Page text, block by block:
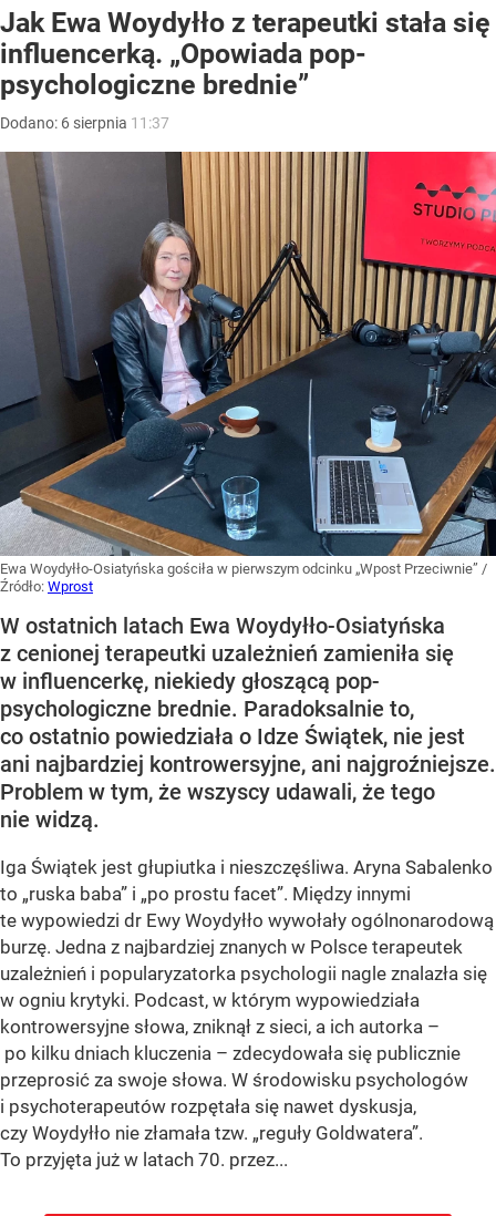
Jak Ewa Woydyłło z terapeutki stała się
influencerką. „Opowiada pop-
psychologiczne brednie”
Dodano: 6 sierpnia 11:37
Ewa Woydyłło-Osiatyńska gościła w pierwszym odcinku „Wpost Przeciwnie” /
Źródło: Wprost
W ostatnich latach Ewa Woydyłło-Osiatyńska
z cenionej terapeutki uzależnień zamieniła się
w influencerkę, niekiedy głoszącą pop-
psychologiczne brednie. Paradoksalnie to,
co ostatnio powiedziała o Idze Świątek, nie jest
ani najbardziej kontrowersyjne, ani najgroźniejsze.
Problem w tym, że wszyscy udawali, że tego
nie widzą.
Iga Świątek jest głupiutka i nieszczęśliwa. Aryna Sabalenko
to „ruska baba” i „po prostu facet”. Między innymi
te wypowiedzi dr Ewy Woydyłło wywołały ogólnonarodową
burzę. Jedna z najbardziej znanych w Polsce terapeutek
uzależnień i popularyzatorka psychologii nagle znalazła się
w ogniu krytyki. Podcast, w którym wypowiedziała
kontrowersyjne słowa, zniknął z sieci, a ich autorka –
po kilku dniach kluczenia – zdecydowała się publicznie
przeprosić za swoje słowa. W środowisku psychologów
i psychoterapeutów rozpętała się nawet dyskusja,
czy Woydyłło nie złamała tzw. „reguły Goldwatera”.
To przyjęta już w latach 70. przez...